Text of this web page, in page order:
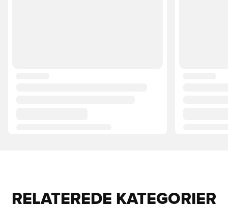
RELATEREDE KATEGORIER